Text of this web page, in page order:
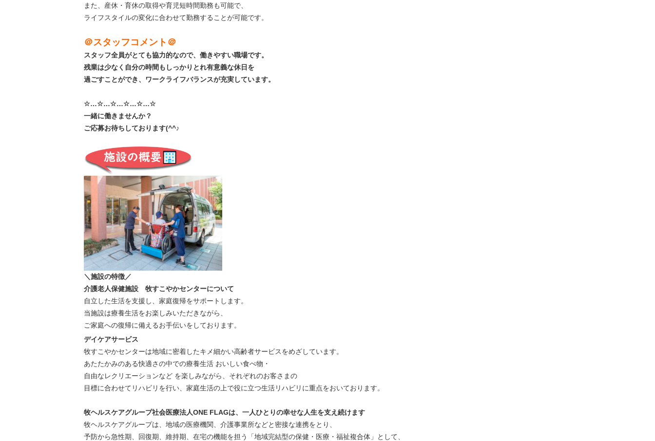
また、産休・育休の取得や育児短時間勤務も可能で、
ライフスタイルの変化に合わせて勤務することが可能です。
＠スタッフコメント＠
スタッフ全員がとても協力的なので、働きやすい職場です。
残業は少なく自分の時間もしっかりとれ有意義な休日を
過ごすことができ、ワークライフバランスが充実しています。
☆…☆…☆…☆…☆…☆
一緒に働きませんか？
ご応募お待ちしております(^^♪
＼施設の特徴／
介護老人保健施設 牧すこやかセンターについて
自立した生活を支援し、家庭復帰をサポートします。
当施設は療養生活をお楽しみいただきながら、
ご家庭への復帰に備えるお手伝いをしております。
デイケアサービス
牧すこやかセンターは地域に密着したキメ細かい高齢者サービスをめざしています。
あたたかみのある快適さの中での療養生活 おいしい食べ物・
自由なレクリエーションなど を楽しみながら、それぞれのお客さまの
目標に合わせてリハビリを行い、家庭生活の上で役に立つ生活リハビリに重点をおいております。
牧ヘルスケアグループ社会医療法人ONE FLAGは、一人ひとりの幸せな人生を支え続けます
牧ヘルスケアグループは、地域の医療機関、介護事業所などと密接な連携をとり、
予防から急性期、回復期、維持期、在宅の機能を担う「地域完結型の保健・医療・福祉複合体」として、